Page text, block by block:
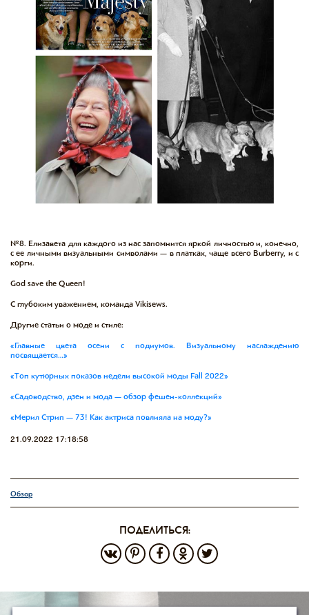
№8. Елизавета для каждого из нас запомнится яркой личностью и, конечно,
с ее личными визуальными символами — в платках, чаще всего Burberry, и с
корги.
God save the Queen!
С глубоким уважением, команда Vikisews.
Другие статьи о моде и стиле:
«Главные цвета осени с подиумов. Визуальному наслаждению
посвящается…»
«Топ кутюрных показов недели высокой моды Fall 2022»
«Садоводство, дзен и мода — обзор фешен-коллекций»
«Мерил Стрип — 73! Как актриса повлияла на моду?»
21.09.2022 17:18:58
Обзор
поделиться: